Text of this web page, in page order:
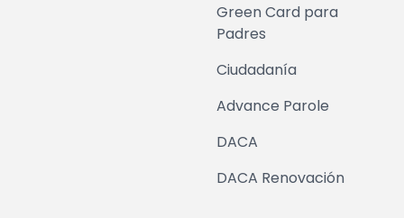
Green Card para
Padres
Ciudadanía
Advance Parole
DACA
DACA Renovación